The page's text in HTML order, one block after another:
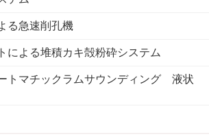
る急速削孔機
による堆積カキ殻粉砕システム
トマチックラムサウンディング 液状